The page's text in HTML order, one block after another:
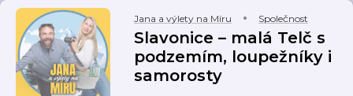
Jana a výlety na Míru Společnost
Slavonice – malá Telč s
podzemím, loupežníky i
samorosty